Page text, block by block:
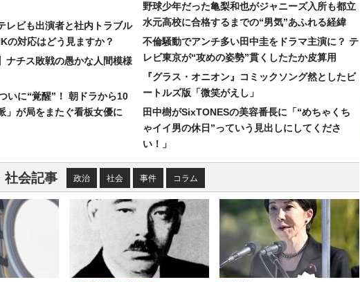
レビも出演者と社内トラブル
の対応はどう見ますか？
ナチス敗戦の愚かな人間模様
いに“覚醒”！ 朝ドラから10
が局をまたぐ看板女優に
野球少年だった亀梨和也がジャニーズ入所も都立
水元高校に合格するまでの“男気”あふれる経緯
不倫騒動でアンチ多い田中圭をドラマ主演に？ テ
レビ東京が“攻めの姿勢”貫くしたたか皮算用
『グラス・オニオン』コミックソング然としたビ
ートルズ版「微笑がえし」
田中樹がSixTONESの美容番長に「“めちゃくち
ゃイイ男の休日”っていう見出しにしてくださ
い！」
社会記事 政治 社会 事件 コラム